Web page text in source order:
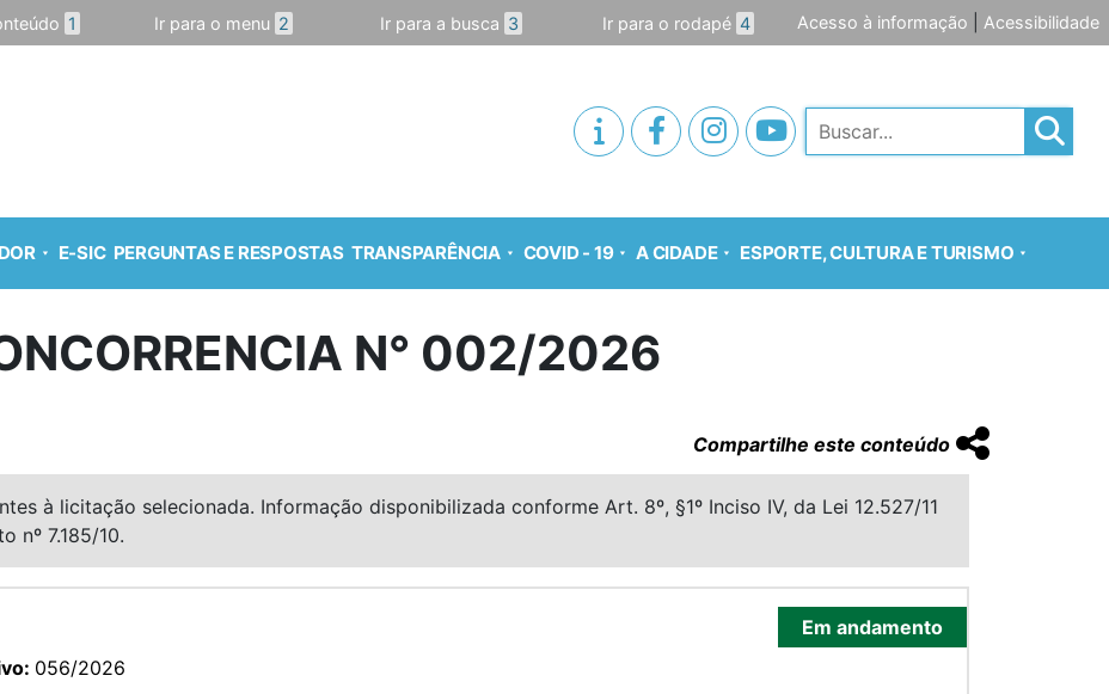
1 Ir para o menu 2 Ir para a busca 3 Ir para o rodapé 4 Acesso à informação Acessibilidade
Pesquisar
E-SIC PERGUNTAS E RESPOSTAS TRANSPARÊNCIA COVID - 19 A CIDADE ESPORTE, CULTURA E TURISMO
N° 002/2026
Compartilhe este conteúdo
à licitação selecionada. Informação disponibilizada conforme Art. 8º, §1º Inciso IV, da Lei 12.527/11
nº 7.185/10.
Em andamento
056/2026